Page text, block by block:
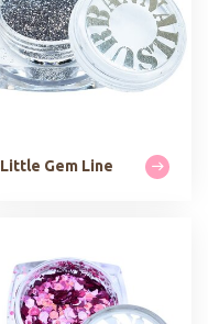
Little Gem Line